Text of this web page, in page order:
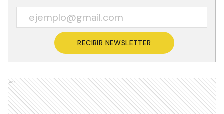
RECIBIR NEWSLETTER
Ads